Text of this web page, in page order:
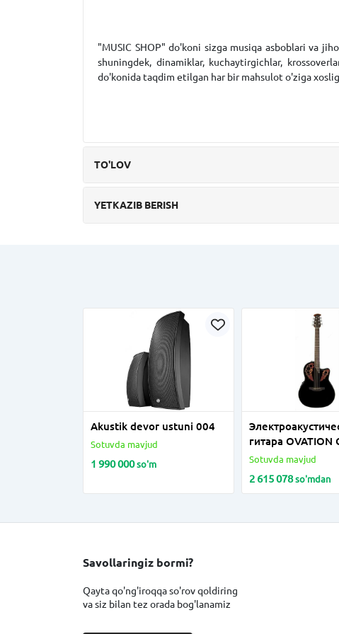
"MUSIC SHOP" do'koni sizga musiqa asboblari va
shuningdek, dinamiklar, kuchaytirgichlar,
do'konida taqdim etilgan har bir mahsulot o'ziga
TO'LOV
YETKAZIB BERISH
Akustik devor ustuni 004
Sotuvda mavjud
1 990 000so'm
гитара OVATION
Celebrity Elite Mid
Sotuvda mavjud
2 615 078so'mdan
Savollaringiz bormi?
Qayta qo'ng'iroqqa so'rov qoldiring
va siz bilan tez orada bog'lanamiz